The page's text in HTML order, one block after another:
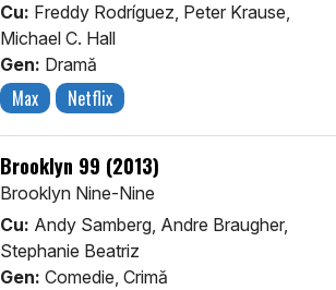
Cu: Freddy Rodríguez, Peter Krause,
Michael C. Hall
Gen: Dramă
Max Netflix
Brooklyn 99 (2013)
Brooklyn Nine-Nine
Cu: Andy Samberg, Andre Braugher,
Stephanie Beatriz
Gen: Comedie, Crimă